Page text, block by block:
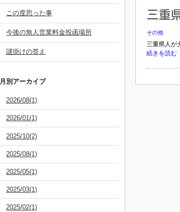
この度思った事
今後の無人営業料金投函場所
謎掛けの答え
月別アーカイブ
2026/08(1)
2026/01(1)
2025/10(2)
2025/08(1)
2025/05(1)
2025/03(1)
2025/02(1)
三重
その他
三重県人が
続きを読む